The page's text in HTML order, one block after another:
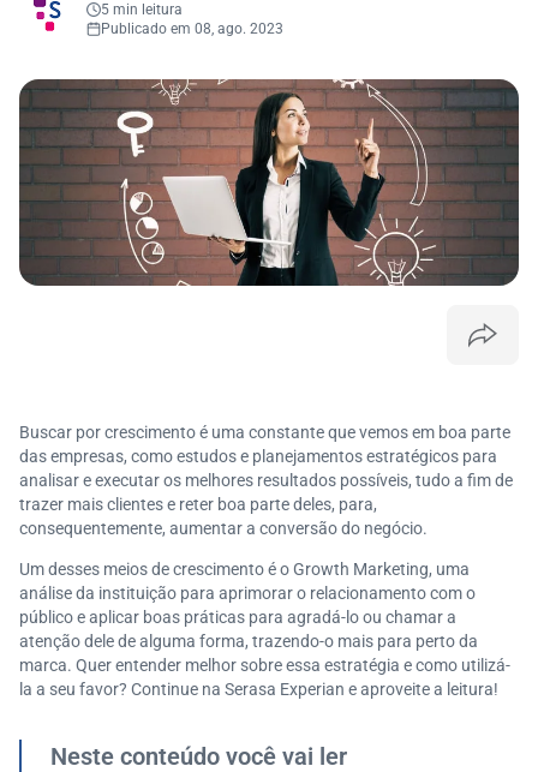
5 min leitura
Publicado em 08, ago. 2023
Buscar por crescimento é uma constante que vemos em boa parte
das empresas, como estudos e planejamentos estratégicos para
analisar e executar os melhores resultados possíveis, tudo a fim de
trazer mais clientes e reter boa parte deles, para,
consequentemente, aumentar a conversão do negócio.
Um desses meios de crescimento é o Growth Marketing, uma
análise da instituição para aprimorar o relacionamento com o
público e aplicar boas práticas para agradá-lo ou chamar a
atenção dele de alguma forma, trazendo-o mais para perto da
marca. Quer entender melhor sobre essa estratégia e como utilizá-
la a seu favor? Continue na Serasa Experian e aproveite a leitura!
Neste conteúdo você vai ler